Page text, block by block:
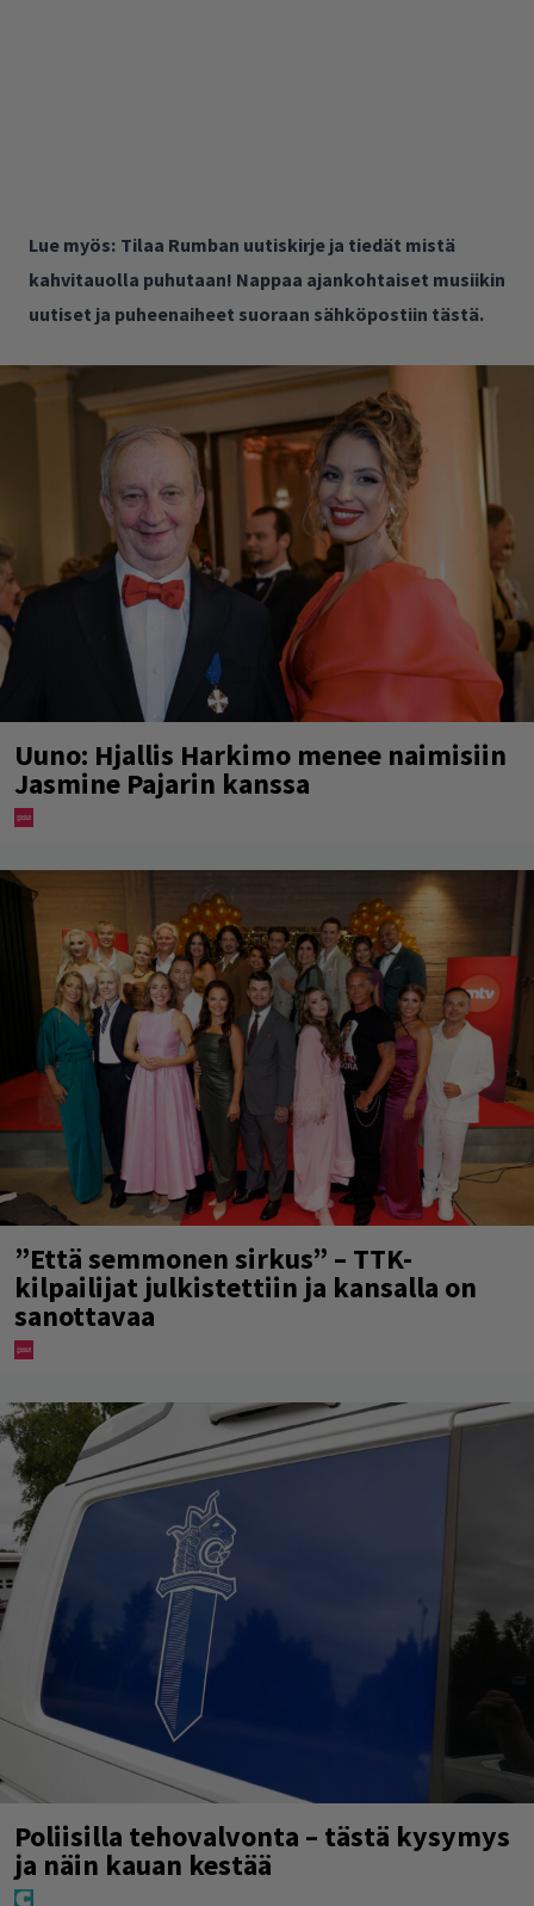
Lue myös: Tilaa Rumban uutiskirje ja tiedät mistä
kahvitauolla puhutaan! Nappaa ajankohtaiset musiikin
uutiset ja puheenaiheet suoraan sähköpostiin tästä.
Uuno: Hjallis Harkimo menee naimisiin
Jasmine Pajarin kanssa
”Että semmonen sirkus” – TTK-
kilpailijat julkistettiin ja kansalla on
sanottavaa
Poliisilla tehovalvonta – tästä kysymys
ja näin kauan kestää